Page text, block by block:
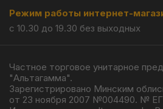
Режим работы интернет-
с 10.30 до 19.30 без выходных
Частное торговое унитарное
"Альтагамма".
Зарегистрировано Минским
от 23 ноября 2007 №004490. №